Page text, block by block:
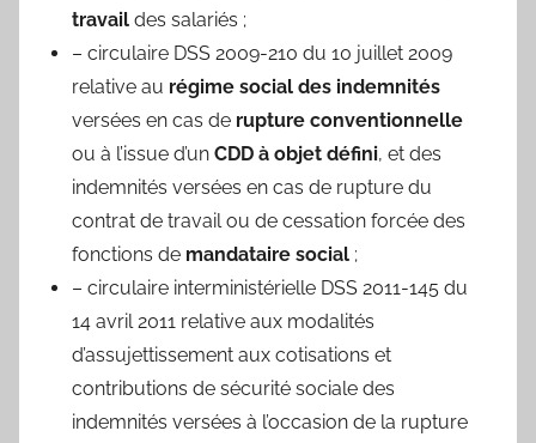
travail des salariés ;
– circulaire DSS 2009-210 du 10 juillet 2009
relative au régime social des indemnités
versées en cas de rupture conventionnelle
ou à l’issue d’un CDD à objet défini, et des
indemnités versées en cas de rupture du
contrat de travail ou de cessation forcée des
fonctions de mandataire social ;
– circulaire interministérielle DSS 2011-145 du
14 avril 2011 relative aux modalités
d’assujettissement aux cotisations et
contributions de sécurité sociale des
indemnités versées à l’occasion de la rupture